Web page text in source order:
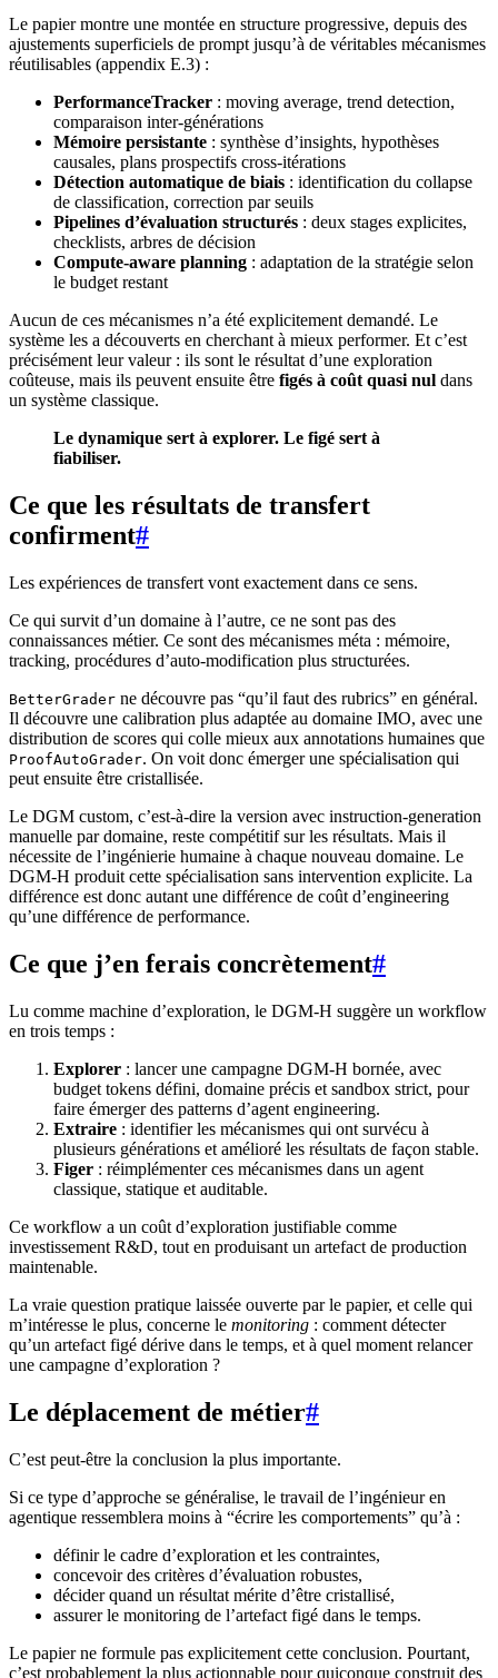
Le papier montre une montée en structure progressive, depuis des
ajustements superficiels de prompt jusqu’à de véritables mécanismes
réutilisables (appendix E.3) :
PerformanceTracker : moving average, trend detection,
comparaison inter-générations
Mémoire persistante : synthèse d’insights, hypothèses
causales, plans prospectifs cross-itérations
Détection automatique de biais : identification du collapse
de classification, correction par seuils
Pipelines d’évaluation structurés : deux stages explicites,
checklists, arbres de décision
Compute-aware planning : adaptation de la stratégie selon
le budget restant
Aucun de ces mécanismes n’a été explicitement demandé. Le
système les a découverts en cherchant à mieux performer. Et c’est
précisément leur valeur : ils sont le résultat d’une exploration
coûteuse, mais ils peuvent ensuite être figés à coût quasi nul dans
un système classique.
Le dynamique sert à explorer. Le figé sert à
fiabiliser.
Ce que les résultats de transfert
confirment#
Les expériences de transfert vont exactement dans ce sens.
Ce qui survit d’un domaine à l’autre, ce ne sont pas des
connaissances métier. Ce sont des mécanismes méta : mémoire,
tracking, procédures d’auto-modification plus structurées.
BetterGrader ne découvre pas “qu’il faut des rubrics” en général.
Il découvre une calibration plus adaptée au domaine IMO, avec une
distribution de scores qui colle mieux aux annotations humaines que
ProofAutoGrader. On voit donc émerger une spécialisation qui
peut ensuite être cristallisée.
Le DGM custom, c’est-à-dire la version avec instruction-generation
manuelle par domaine, reste compétitif sur les résultats. Mais il
nécessite de l’ingénierie humaine à chaque nouveau domaine. Le
DGM-H produit cette spécialisation sans intervention explicite. La
différence est donc autant une différence de coût d’engineering
qu’une différence de performance.
Ce que j’en ferais concrètement#
Lu comme machine d’exploration, le DGM-H suggère un workflow
en trois temps :
Explorer : lancer une campagne DGM-H bornée, avec
budget tokens défini, domaine précis et sandbox strict, pour
faire émerger des patterns d’agent engineering.
Extraire : identifier les mécanismes qui ont survécu à
plusieurs générations et amélioré les résultats de façon stable.
Figer : réimplémenter ces mécanismes dans un agent
classique, statique et auditable.
Ce workflow a un coût d’exploration justifiable comme
investissement R&D, tout en produisant un artefact de production
maintenable.
La vraie question pratique laissée ouverte par le papier, et celle qui
m’intéresse le plus, concerne le monitoring : comment détecter
qu’un artefact figé dérive dans le temps, et à quel moment relancer
une campagne d’exploration ?
Le déplacement de métier#
C’est peut-être la conclusion la plus importante.
Si ce type d’approche se généralise, le travail de l’ingénieur en
agentique ressemblera moins à “écrire les comportements” qu’à :
définir le cadre d’exploration et les contraintes,
concevoir des critères d’évaluation robustes,
décider quand un résultat mérite d’être cristallisé,
assurer le monitoring de l’artefact figé dans le temps.
Le papier ne formule pas explicitement cette conclusion. Pourtant,
c’est probablement la plus actionnable pour quiconque construit des